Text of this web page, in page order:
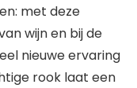
met deze
wijn en bij de
nieuwe ervaring
rook laat een